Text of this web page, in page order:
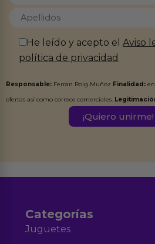
He leído y acepto elAviso
política de privacidad
Responsable: Ferran Roig Muñoz Finalidad:
ofertas así como correos comerciales.
Destinatarios:Ferran Roig
Categorías
Juguetes